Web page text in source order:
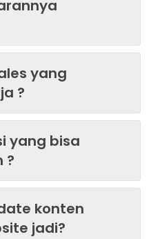
yang
?
yang bisa
?
konten
jadi?